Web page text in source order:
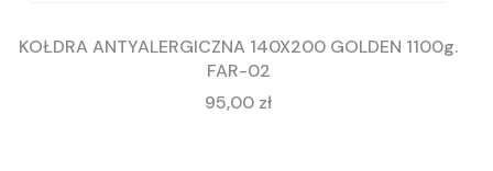
KOŁDRA ANTYALERGICZNA 140X200 GOLDEN 1100g.
FAR-02
Cena
95,00 zł